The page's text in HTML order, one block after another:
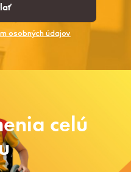
osobných údajov
celú